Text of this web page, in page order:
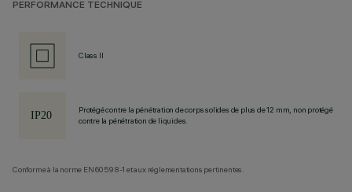
PERFORMANCE TECHNIQUE
Class II
Protégé contre la pénétration de corps solides de plus de 12 mm, non protégé
contre la pénétration de liquides.
Conforme à la norme EN60598-1 et aux réglementations pertinentes.